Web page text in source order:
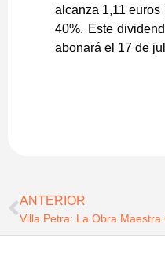
alcanza 1,11 euros
40%. Este
abonará el 17 de
ANTERIOR
Villa Petra: La Obra